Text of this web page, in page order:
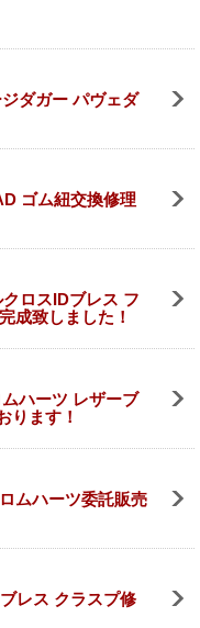
ダガー パヴェダ
ゴム紐交換修理
ロスIDブレス フ
成致しました！
ハーツ レザーブ
ります！
ムハーツ委託販売
レス クラスプ修